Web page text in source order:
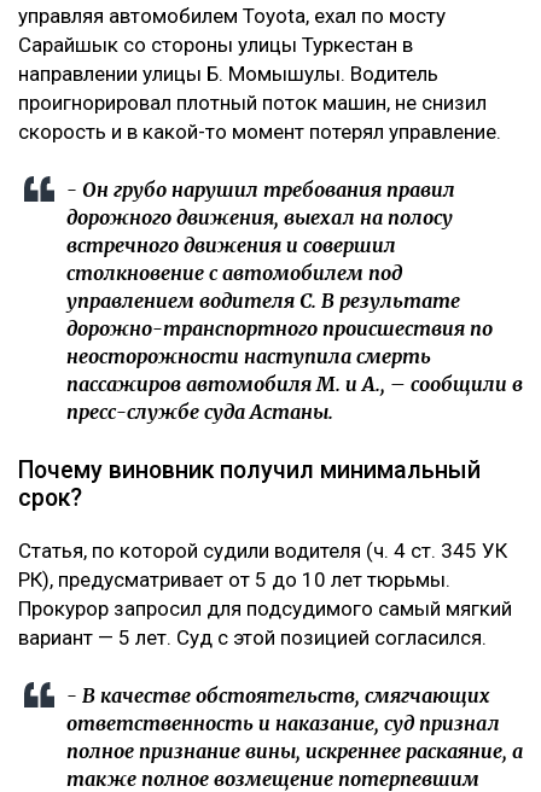
управляя автомобилем Toyota, ехал по мосту
Сарайшык со стороны улицы Туркестан в
направлении улицы Б. Момышулы. Водитель
проигнорировал плотный поток машин, не снизил
скорость и в какой-то момент потерял управление.
- Он грубо нарушил требования правил
дорожного движения, выехал на полосу
встречного движения и совершил
столкновение с автомобилем под
управлением водителя С. В результате
дорожно-транспортного происшествия по
неосторожности наступила смерть
пассажиров автомобиля М. и А., – сообщили в
пресс-службе суда Астаны.
Почему виновник получил минимальный
срок?
Статья, по которой судили водителя (ч. 4 ст. 345 УК
РК), предусматривает от 5 до 10 лет тюрьмы.
Прокурор запросил для подсудимого самый мягкий
вариант — 5 лет. Суд с этой позицией согласился.
- В качестве обстоятельств, смягчающих
ответственность и наказание, суд признал
полное признание вины, искреннее раскаяние, а
также полное возмещение потерпевшим